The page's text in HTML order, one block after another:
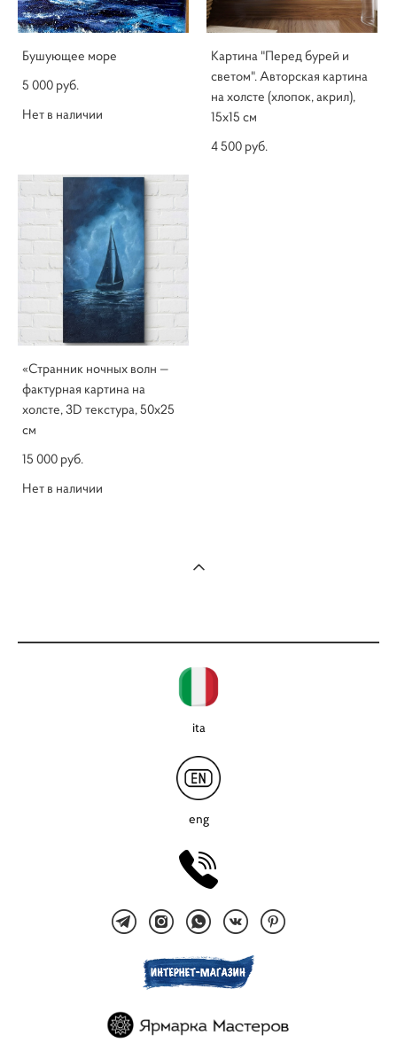
Бушующее море
5 000 pуб.
Нет в наличии
Картина "Перед бурей и
светом". Авторская картина
на холсте (хлопок, акрил),
15х15 см
4 500 pуб.
«Странник ночных волн —
фактурная картина на
холсте, 3D текстура, 50x25
см
15 000 pуб.
Нет в наличии
ita
eng